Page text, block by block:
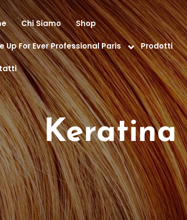
Chi Siamo Shop
Up For Ever Professional Paris Prodotti
Keratina